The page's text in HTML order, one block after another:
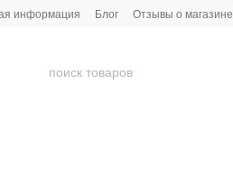
информация Блог Отзывы о магазине